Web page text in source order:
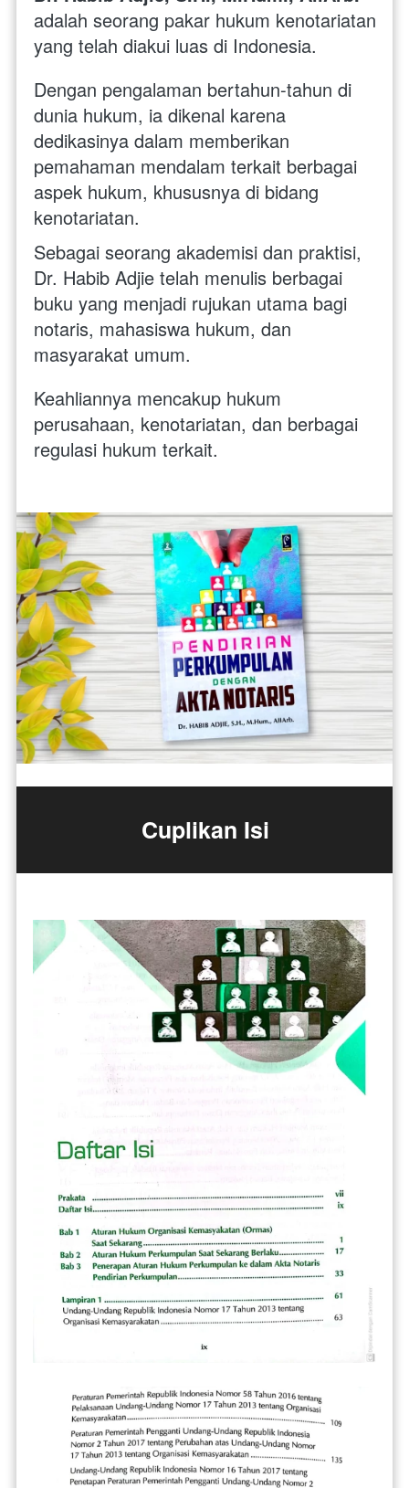
adalah seorang pakar hukum kenotariatan
yang telah diakui luas di Indonesia.
Dengan pengalaman bertahun-tahun di
dunia hukum, ia dikenal karena
dedikasinya dalam memberikan
pemahaman mendalam terkait berbagai
aspek hukum, khususnya di bidang
kenotariatan.
Sebagai seorang akademisi dan praktisi,
Dr. Habib Adjie telah menulis berbagai
buku yang menjadi rujukan utama bagi
notaris, mahasiswa hukum, dan
masyarakat umum.
Keahliannya mencakup hukum
perusahaan, kenotariatan, dan berbagai
regulasi hukum terkait.
Cuplikan Isi